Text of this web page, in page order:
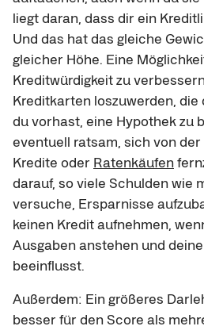
liegt daran, dass dir ein
Und das hat das gleiche
gleicher Höhe. Eine
Kreditwürdigkeit zu
Kreditkarten loszuwerden,
du vorhast, eine Hypothek zu
eventuell ratsam, sich von
Kredite oder Ratenkäufen
darauf, so viele Schulden wie
versuche, Ersparnisse
keinen Kredit aufnehmen,
Ausgaben anstehen und
beeinflusst.
Außerdem: Ein größeres
besser für den Score als